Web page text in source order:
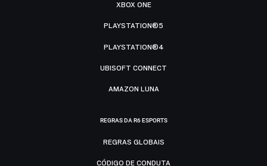
XBOX ONE
PLAYSTATION®5
PLAYSTATION®4
UBISOFT CONNECT
AMAZON LUNA
REGRAS DA R6 ESPORTS
REGRAS GLOBAIS
CÓDIGO DE CONDUTA